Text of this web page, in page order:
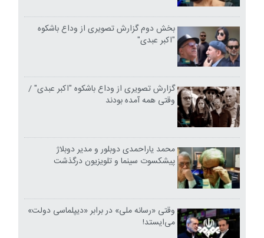
بخش دوم گزارش تصویری از وداع باشکوه
"اکبر عبدی"
گزارش تصویری از وداع باشکوه "اکبر عبدی" /
وقتی همه آمده بودند
محمد یاراحمدی دوبلور و مدیر دوبلاژ
پیشکسوت سینما و تلویزیون درگذشت
وقتی «رسانه ملی» در برابر «دیپلماسی دولت»
می‌ایستد!